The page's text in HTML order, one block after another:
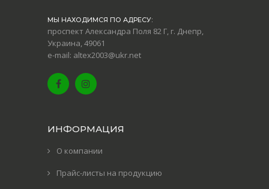
МЫ НАХОДИМСЯ ПО АДРЕСУ:
проспект Александра Поля 82 Г, г. Днепр,
Украина, 49061
e-mail: altex2003@ukr.net
ИНФОРМАЦИЯ
О компании
Прайс-листы на продукцию